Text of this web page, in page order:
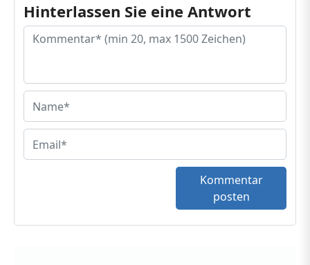
Hinterlassen Sie eine Antwort
Kommentar
posten